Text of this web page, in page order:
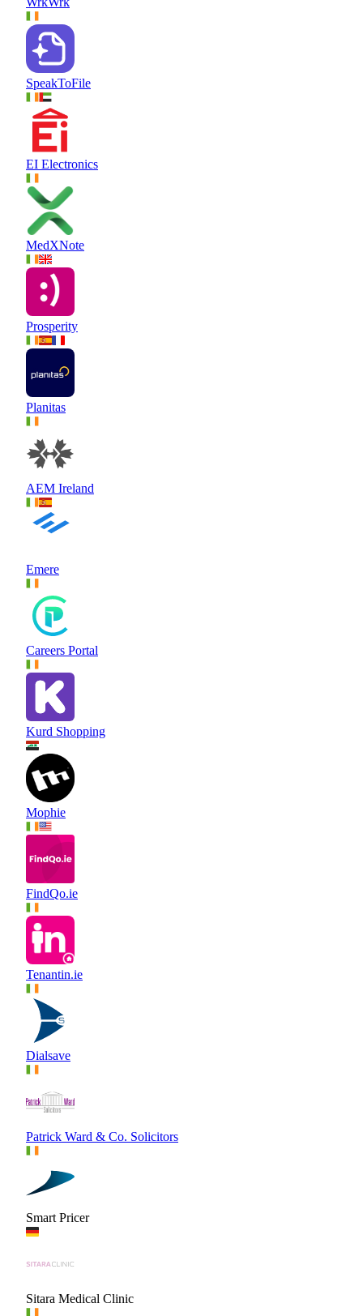
SpeakToFile
EI Electronics
MedXNote
Prosperity
Planitas
AEM Ireland
Emere
Careers Portal
Kurd Shopping
Mophie
FindQo.ie
Tenantin.ie
Dialsave
Patrick Ward & Co. Solicitors
Smart Pricer
Sitara Medical Clinic